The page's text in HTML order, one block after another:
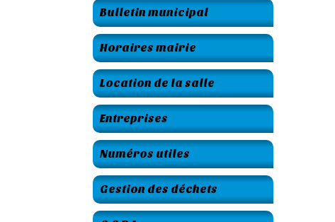
Bulletin municipal
Horaires mairie
Location de la salle
Entreprises
Numéros utiles
Gestion des déchets